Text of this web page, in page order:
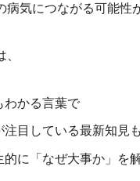
病気につながる可能性
わかる言葉で
注目している最新知見
的に「なぜ大事か」を